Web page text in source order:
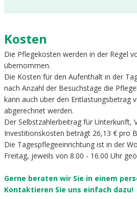
Kosten
Die Pflegekosten werden in der Regel
übernommen.
Die Kosten für den Aufenthalt in der
nach Anzahl der Besuchstage die
kann auch über den Entlastungsbetrag
abgerechnet werden.
Der Selbstzahlerbeitrag für Unterkunft,
Investitionskosten beträgt 26,13 € pro
Die Tagespflegeeinrichtung ist in der
Freitag, jeweils von 8.00 - 16.00 Uhr
Gerne beraten wir Sie in einem
Kontaktieren Sie uns einfach dazu!